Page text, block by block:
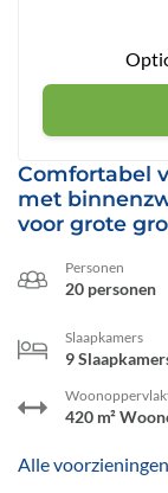
Comfortabel
met
voor grote
Personen
20 personen
Slaapkamers
9
420 m²
Alle